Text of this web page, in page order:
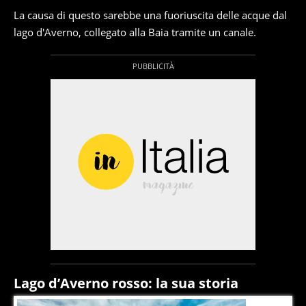
La causa di questo sarebbe una fuoriuscita delle acque dal
lago d'Averno, collegato alla Baia tramite un canale.
Lago d’Averno rosso: la sua storia